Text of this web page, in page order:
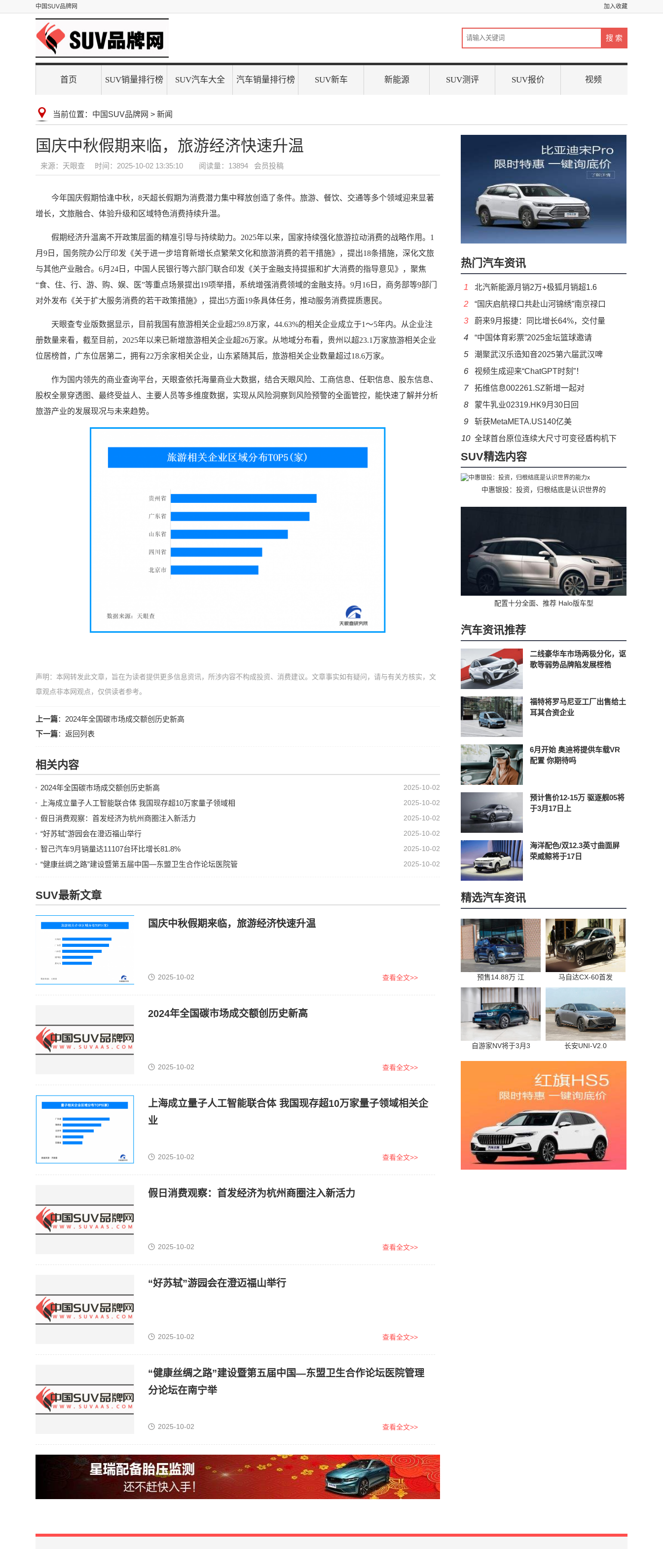
中国SUV品牌网 加入收藏
首页 SUV销量排行榜 SUV汽车大全 汽车销量排行榜 SUV新车 新能源 SUV测评 SUV报价 视频
当前位置： 中国SUV品牌网 > 新闻
国庆中秋假期来临，旅游经济快速升温
来源：天眼查 时间：2025-10-02 13:35:10 阅读量：13894 会员投稿
今年国庆假期恰逢中秋，8天超长假期为消费潜力集中释放创造了条件。旅游、餐饮、交通等多个领域迎来显著
增长，文旅融合、体验升级和区域特色消费持续升温。
假期经济升温离不开政策层面的精准引导与持续助力。2025年以来，国家持续强化旅游拉动消费的战略作用。1
月9日，国务院办公厅印发《关于进一步培育新增长点繁荣文化和旅游消费的若干措施》，提出18条措施，深化文旅
与其他产业融合。6月24日，中国人民银行等六部门联合印发《关于金融支持提振和扩大消费的指导意见》，聚焦
“食、住、行、游、购、娱、医”等重点场景提出19项举措，系统增强消费领域的金融支持。9月16日，商务部等9部门
对外发布《关于扩大服务消费的若干政策措施》，提出5方面19条具体任务，推动服务消费提质惠民。
天眼查专业版数据显示，目前我国有旅游相关企业超259.8万家，44.63%的相关企业成立于1～5年内。从企业注
册数量来看，截至目前，2025年以来已新增旅游相关企业超26万家。从地域分布看，贵州以超23.1万家旅游相关企业
位居榜首，广东位居第二，拥有22万余家相关企业，山东紧随其后，旅游相关企业数量超过18.6万家。
作为国内领先的商业查询平台，天眼查依托海量商业大数据，结合天眼风险、工商信息、任职信息、股东信息、
股权全景穿透图、最终受益人、主要人员等多维度数据，实现从风险洞察到风险预警的全面管控，能快速了解并分析
旅游产业的发展现况与未来趋势。
声明：本网转发此文章，旨在为读者提供更多信息资讯，所涉内容不构成投资、消费建议。文章事实如有疑问，请与有关方核实，文
章观点非本网观点，仅供读者参考。
上一篇： 2024年全国碳市场成交额创历史新高
下一篇： 返回列表
相关内容
2025-10-02
2024年全国碳市场成交额创历史新高
2025-10-02
上海成立量子人工智能联合体 我国现存超10万家量子领域相
2025-10-02
假日消费观察：首发经济为杭州商圈注入新活力
2025-10-02
“好苏轼”游园会在澄迈福山举行
2025-10-02
智己汽车9月销量达11107台环比增长81.8%
2025-10-02
“健康丝绸之路”建设暨第五届中国—东盟卫生合作论坛医院管
SUV最新文章
国庆中秋假期来临，旅游经济快速升温
2025-10-02 查看全文>>
2024年全国碳市场成交额创历史新高
2025-10-02 查看全文>>
上海成立量子人工智能联合体 我国现存超10万家量子领域相关企
业
2025-10-02 查看全文>>
假日消费观察：首发经济为杭州商圈注入新活力
2025-10-02 查看全文>>
“好苏轼”游园会在澄迈福山举行
2025-10-02 查看全文>>
“健康丝绸之路”建设暨第五届中国—东盟卫生合作论坛医院管理
分论坛在南宁举
2025-10-02 查看全文>>
热门汽车资讯
1 北汽新能源月销2万+极狐月销超1.6
2 “国庆启航禄口共赴山河锦绣”南京禄口
3 蔚来9月报捷：同比增长64%，交付量
4 “中国体育彩票”2025金坛篮球邀请
5 潮聚武汉乐造知音2025第六届武汉啤
6 视频生成迎来“ChatGPT时刻”！
7 拓维信息002261.SZ新增一起对
8 蒙牛乳业02319.HK9月30日回
9 斩获MetaMETA.US140亿美
10 全球首台原位连续大尺寸可变径盾构机下
SUV精选内容
中惠银投：投资，归根结底是认识世界的
配置十分全面、推荐 Halo版车型
汽车资讯推荐
二线豪华车市场两极分化，讴
歌等弱势品牌陷发展桎梏
福特将罗马尼亚工厂出售给土
耳其合资企业
6月开始 奥迪将提供车载VR
配置 你期待吗
预计售价12-15万 驱逐舰05将
于3月17日上
海洋配色/双12.3英寸曲面屏
荣威鲸将于17日
精选汽车资讯
预售14.88万 江 马自达CX-60首发
自游家NV将于3月3 长安UNI-V2.0